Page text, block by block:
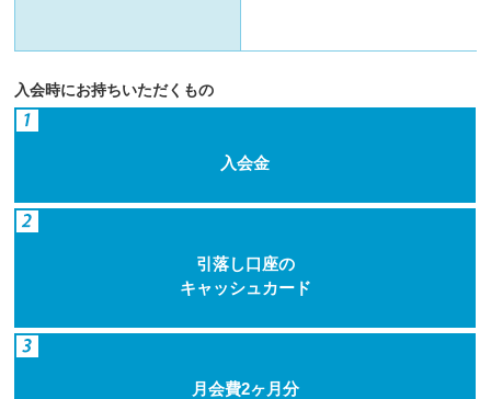
入会時にお持ちいただくもの
入会金
引落し口座の
キャッシュカード
月会費2ヶ月分